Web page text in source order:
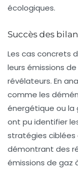
écologiques.
Succès des
Les cas concrets
leurs émissions
révélateurs. En
comme les
énergétique ou la
ont pu identifier
stratégies ciblées
démontrant des
émissions de gaz